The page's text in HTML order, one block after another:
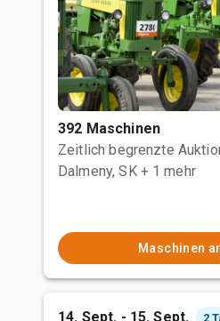
392 Maschinen
Zeitlich begrenzte
Dalmeny, SK + 1 mehr
Maschinen
14. Sept. - 15. Sept. 2